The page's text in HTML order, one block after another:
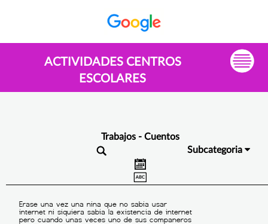
ACTIVIDADES CENTROS
ESCOLARES
Trabajos - Cuentos
Subcategoria